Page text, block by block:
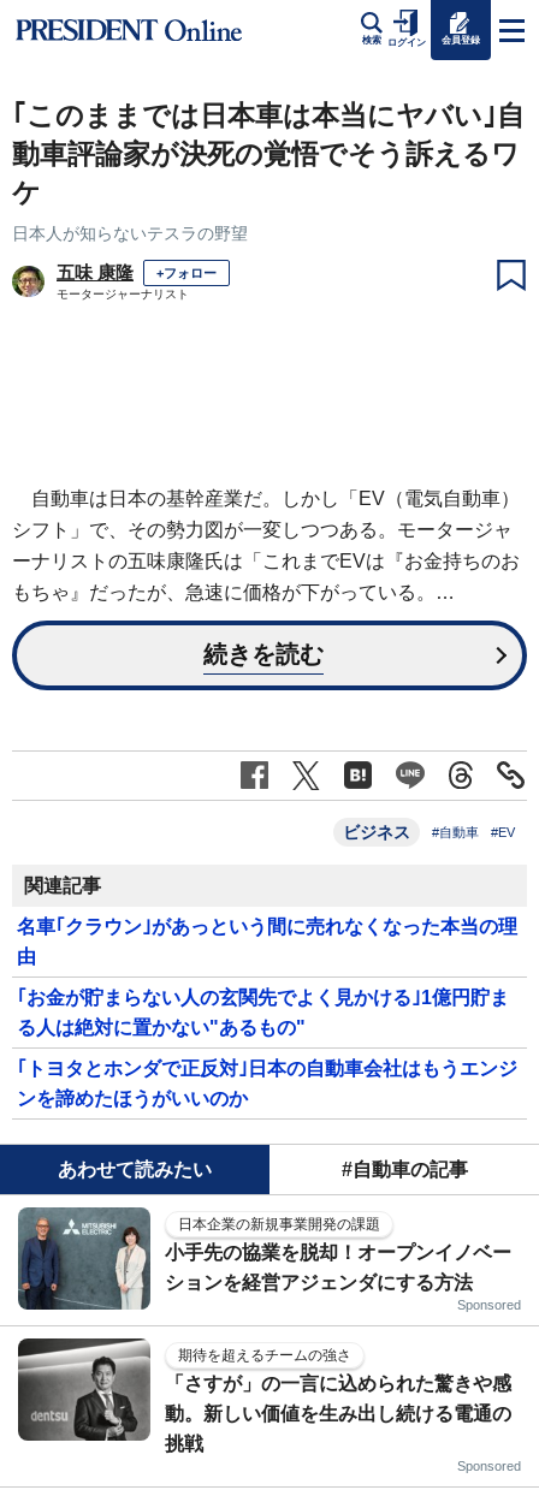
検索 ログイン 会員登録
｢このままでは日本車は本当にヤバい｣自
動車評論家が決死の覚悟でそう訴えるワ
ケ
日本人が知らないテスラの野望
五味 康隆 +フォロー
モータージャーナリスト
自動車は日本の基幹産業だ。しかし「EV（電気自動車）
シフト」で、その勢力図が一変しつつある。モータージャ
ーナリストの五味康隆氏は「これまでEVは『お金持ちのお
もちゃ』だったが、急速に価格が下がっている。…
続きを読む
ビジネス #自動車 #EV
関連記事
名車｢クラウン｣があっという間に売れなくなった本当の理
由
｢お金が貯まらない人の玄関先でよく見かける｣1億円貯ま
る人は絶対に置かない"あるもの"
｢トヨタとホンダで正反対｣日本の自動車会社はもうエンジ
ンを諦めたほうがいいのか
あわせて読みたい #自動車の記事
日本企業の新規事業開発の課題
小手先の協業を脱却！オープンイノベー
ションを経営アジェンダにする方法
Sponsored
期待を超えるチームの強さ
「さすが」の一言に込められた驚きや感
動。新しい価値を生み出し続ける電通の
挑戦
Sponsored